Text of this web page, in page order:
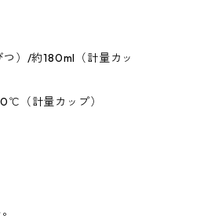
）/約180ml（計量カッ
（計量カップ）